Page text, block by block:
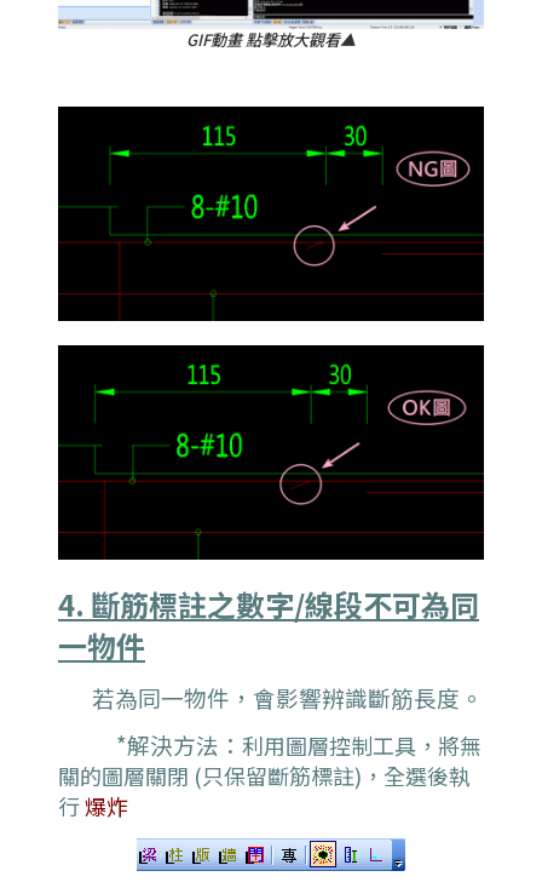
GIF動畫 點擊放大觀看▲
4. 斷筋標註之數字/線段不可為同
一物件
若為同一物件，會影響辨識斷筋長度 。
*解決方法： 利用圖層控制工具，將無
關的圖層關閉 (只保留斷筋標註)，全選後執
行爆炸